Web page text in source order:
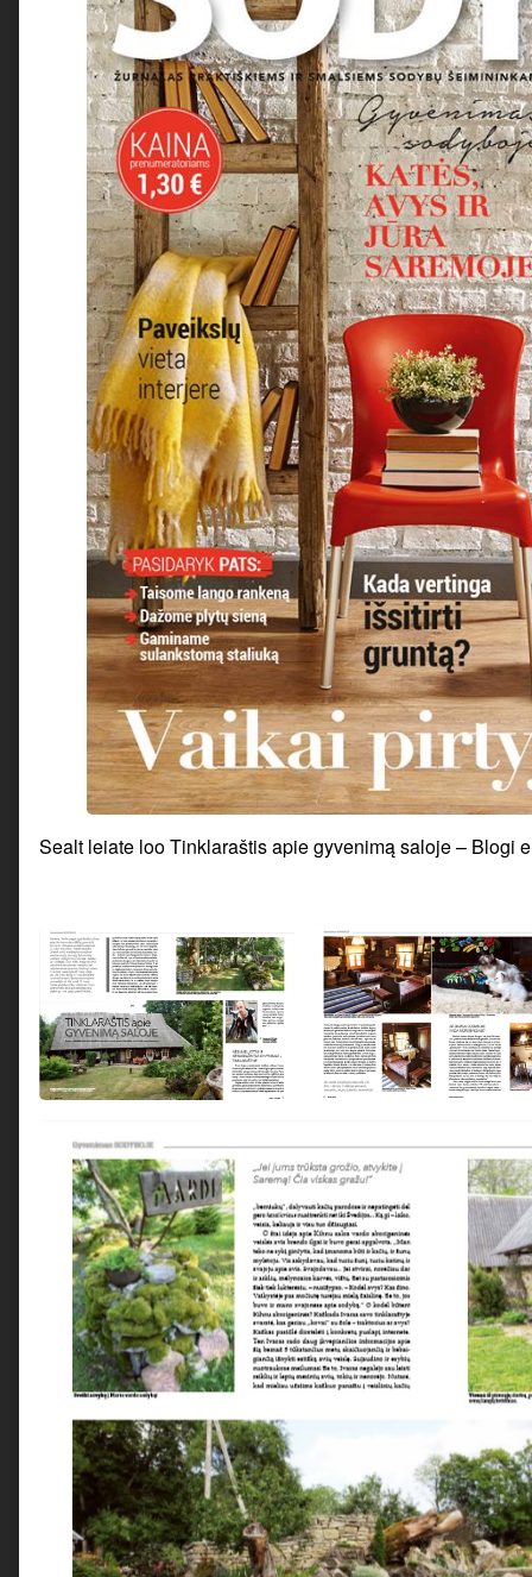
Sealt leiate loo Tinklaraštis apie gyvenimą saloje – Blogi